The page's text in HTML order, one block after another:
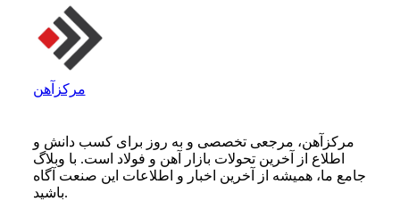
مرکزآهن
مرکزآهن، مرجعی تخصصی و به روز برای کسب دانش و
اطلاع از آخرین تحولات بازار آهن و فولاد است. با وبلاگ
جامع ما، همیشه از آخرین اخبار و اطلاعات این صنعت آگاه
باشید.